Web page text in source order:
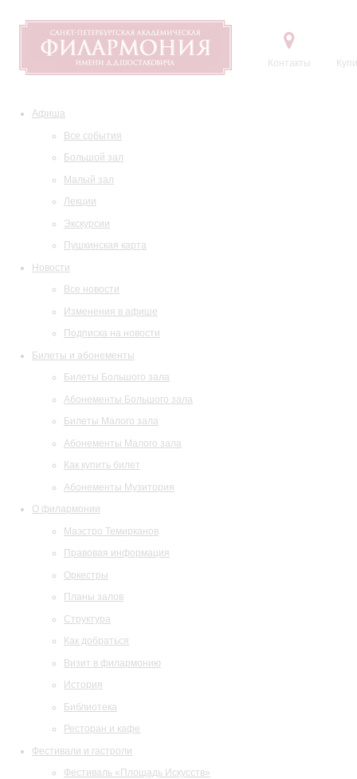
Контакты
Афиша
Все события
Большой зал
Малый зал
Лекции
Экскурсии
Пушкинская карта
Новости
Все новости
Изменения в афише
Подписка на новости
Билеты и абонементы
Билеты Большого зала
Абонементы Большого зала
Билеты Малого зала
Абонементы Малого зала
Как купить билет
Абонементы Музитория
О филармонии
Маэстро Темирканов
Правовая информация
Оркестры
Планы залов
Структура
Как добраться
Визит в филармонию
История
Библиотека
Ресторан и кафе
Фестивали и гастроли
Фестиваль «Площадь Искусств»